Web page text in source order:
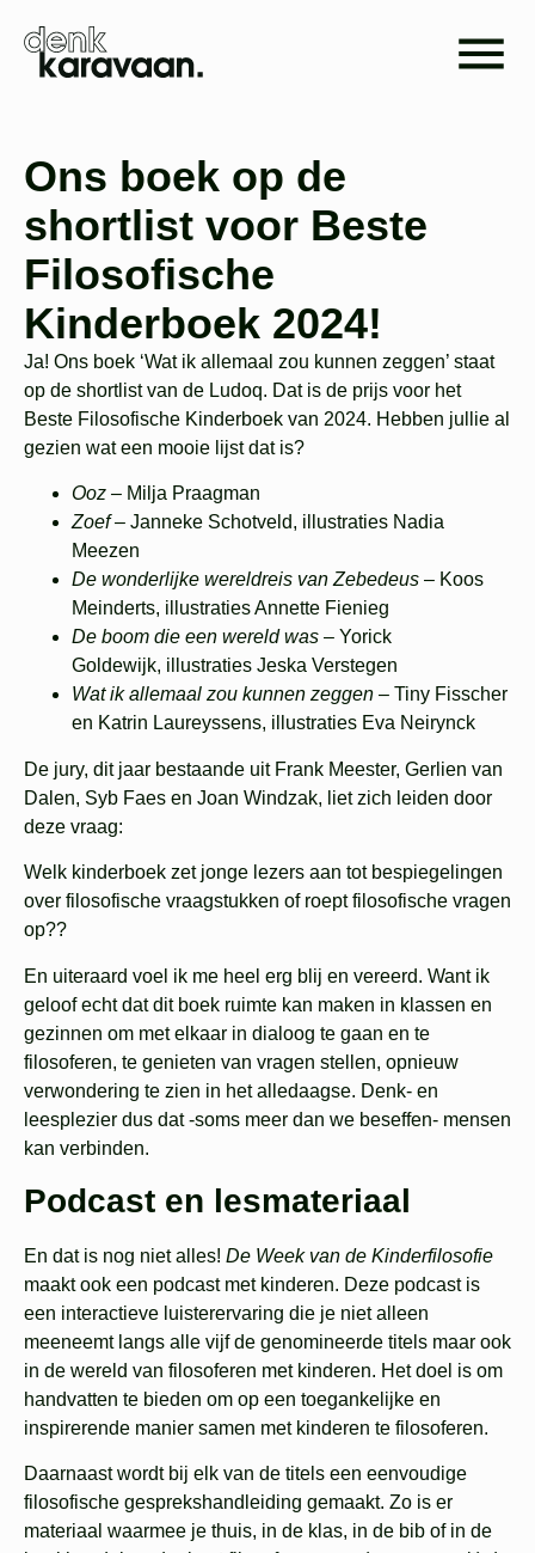
Ons boek op de
shortlist voor Beste
Filosofische
Kinderboek 2024!
Ja! Ons boek ‘Wat ik allemaal zou kunnen zeggen’ staat
op de shortlist van de Ludoq. Dat is de prijs voor het
Beste Filosofische Kinderboek van 2024. Hebben jullie al
gezien wat een mooie lijst dat is?
Ooz – Milja Praagman
Zoef – Janneke Schotveld, illustraties Nadia
Meezen
De wonderlijke wereldreis van Zebedeus – Koos
Meinderts, illustraties Annette Fienieg
De boom die een wereld was – Yorick
Goldewijk, illustraties Jeska Verstegen
Wat ik allemaal zou kunnen zeggen – Tiny Fisscher
en Katrin Laureyssens, illustraties Eva Neirynck
De jury, dit jaar bestaande uit Frank Meester, Gerlien van
Dalen, Syb Faes en Joan Windzak, liet zich leiden door
deze vraag:
Welk kinderboek zet jonge lezers aan tot bespiegelingen
over filosofische vraagstukken of roept filosofische vragen
op??
En uiteraard voel ik me heel erg blij en vereerd. Want ik
geloof echt dat dit boek ruimte kan maken in klassen en
gezinnen om met elkaar in dialoog te gaan en te
filosoferen, te genieten van vragen stellen, opnieuw
verwondering te zien in het alledaagse. Denk- en
leesplezier dus dat -soms meer dan we beseffen- mensen
kan verbinden.
Podcast en lesmateriaal
En dat is nog niet alles! De Week van de Kinderfilosofie
maakt ook een podcast met kinderen. Deze podcast is
een interactieve luisterervaring die je niet alleen
meeneemt langs alle vijf de genomineerde titels maar ook
in de wereld van filosoferen met kinderen. Het doel is om
handvatten te bieden om op een toegankelijke en
inspirerende manier samen met kinderen te filosoferen.
Daarnaast wordt bij elk van de titels een eenvoudige
filosofische gesprekshandleiding gemaakt. Zo is er
materiaal waarmee je thuis, in de klas, in de bib of in de